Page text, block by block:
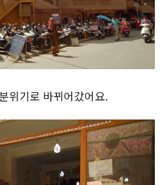
위기로 바뀌어갔어요.